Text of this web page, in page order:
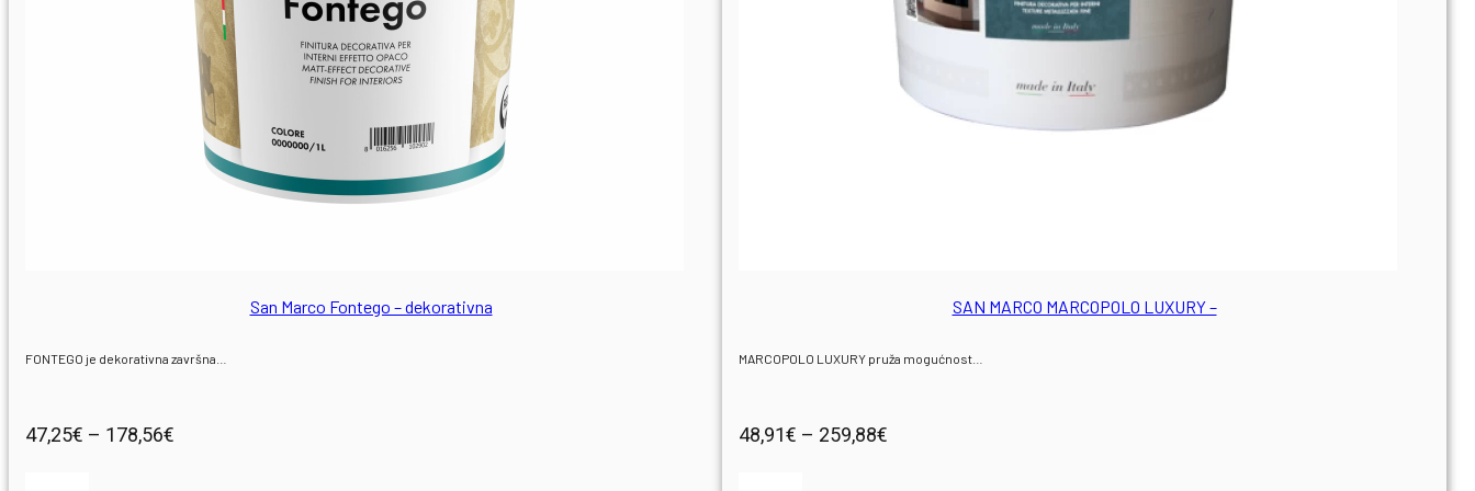
KONTAKT
San Marco Fontego – dekorativna
FONTEGO je dekorativna završna…
47,25€ – 178,56€
SAN MARCO MARCOPOLO LUXURY –
MARCOPOLO LUXURY pruža mogućnost…
48,91€ – 259,88€